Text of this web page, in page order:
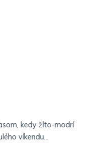
kedy žlto-modrí
víkendu...